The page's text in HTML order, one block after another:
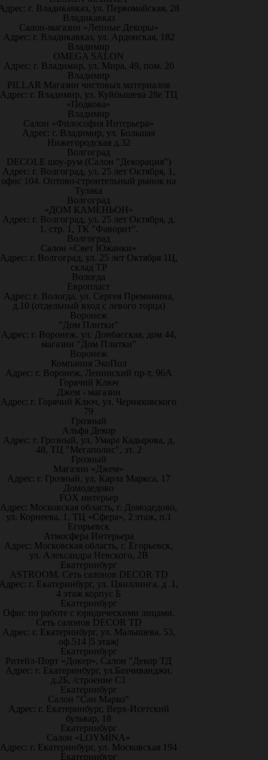
г. Владикавказ, ул. Первомайская, 28
Владикавказ
Салон-магазин «Лепные Декоры»
Адрес: г. Владикавказ, ул. Ардонская, 182
Владимир
OMEGA SALON
Адрес: г. Владимир, ул. Мира, 49, пом. 20
Владимир
PILLAR Магазин чистовых материалов
Адрес: г. Владимир, ул. Куйбышева 28е ТЦ
«Подкова»
Владимир
Салон «Философия Интерьера»
Адрес: г. Владимир, ул. Большая
Нижегородская д.32
Волгоград
DECOLE шоу-рум (Салон "Декорация")
Адрес: г. Волгоград, ул. 25 лет Октября, 1,
офис 104. Оптово-строительный рынок на
Тулака
Волгоград
«ДОМ КАМЕНЬОН»
Адрес: г. Волгоград, ул. 25 лет Октября, д.
1, стр. 1, ТК "Фаворит".
Волгоград
Салон «Свет Южанки»
Адрес: г. Волгоград, ул. 25 лет Октября 1Ц,
склад ТР
Вологда
Европласт
Адрес: г. Вологда, ул. Сергея Преминина,
д.10 (отдельный вход с левого торца)
Воронеж
"Дом Плитки"
Адрес: г. Воронеж. ул. Донбасская, дом 44,
магазин "Дом Плитки"
Воронеж
Компания ЭкоПол
Адрес: г. Воронеж, Ленинский пр-т, 96А
Горячий Ключ
Джем - магазин
Адрес: г. Горячий Ключ, ул. Черняховского
79
Грозный
Альфа Декор
Адрес: г. Грозный, ул. Умара Кадырова, д.
48, ТЦ "Мегаполис", эт. 2
Грозный
Магазин «Джем»
Адрес: г. Грозный, ул. Карла Маркса, 17
Домодедово
FOX интерьер
Адрес: Московская область, г. Домодедово,
ул. Корнеева, 1, ТЦ «Сфера», 2 этаж, п.1
Егорьевск
Атмосфера Интерьера
Адрес: Московская область, г. Егорьевск,
ул. Александра Невского, 2В
Екатеринбург
ASTROOM. Сеть салонов DECOR TD
г. Екатеринбург, ул. Цвиллинга, д .1,
4 этаж корпус Б
Екатеринбург
Офис по работе с юридическими лицами.
Сеть салонов DECOR TD
Адрес: г. Екатеринбург, ул. Малышева, 53,
оф.514 |5 этаж|
Екатеринбург
Ритейл-Порт «Докер», Салон "Декор ТД
Адрес: г. Екатеринбург, ул.Бахчиванджи,
д.2Б, /строение С1
Екатеринбург
Салон "Сан Марко"
Адрес: г. Екатеринбург, Верх-Исетский
бульвар, 18
Екатеринбург
Салон «LOYMINA»
Адрес: г. Екатеринбург, ул. Московская 194
Екатеринбург